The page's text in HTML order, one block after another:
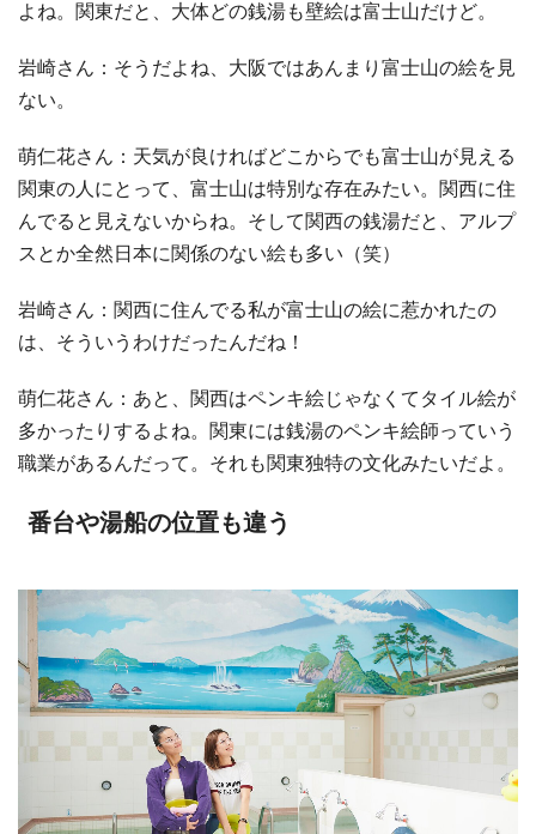
よね。関東だと、大体どの銭湯も壁絵は富士山だけど。
岩崎さん：そうだよね、大阪ではあんまり富士山の絵を見
ない。
萌仁花さん：天気が良ければどこからでも富士山が見える
関東の人にとって、富士山は特別な存在みたい。関西に住
んでると見えないからね。そして関西の銭湯だと、アルプ
スとか全然日本に関係のない絵も多い（笑）
岩崎さん：関西に住んでる私が富士山の絵に惹かれたの
は、そういうわけだったんだね！
萌仁花さん：あと、関西はペンキ絵じゃなくてタイル絵が
多かったりするよね。関東には銭湯のペンキ絵師っていう
職業があるんだって。それも関東独特の文化みたいだよ。
番台や湯船の位置も違う